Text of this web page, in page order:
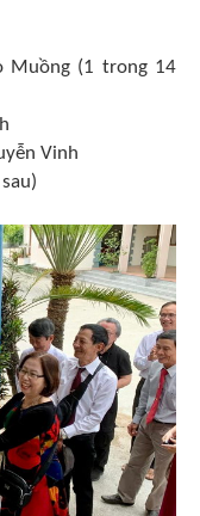
Muồng (1 trong 14
Vinh